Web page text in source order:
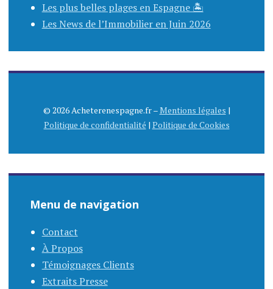
Les plus belles plages en Espagne 🏝️
Les News de l’Immobilier en Juin 2026
© 2026 Acheterenespagne.fr –Mentions légales |
Politique de confidentialité | Politique de Cookies
Menu de navigation
Contact
À Propos
Témoignages Clients
Extraits Presse